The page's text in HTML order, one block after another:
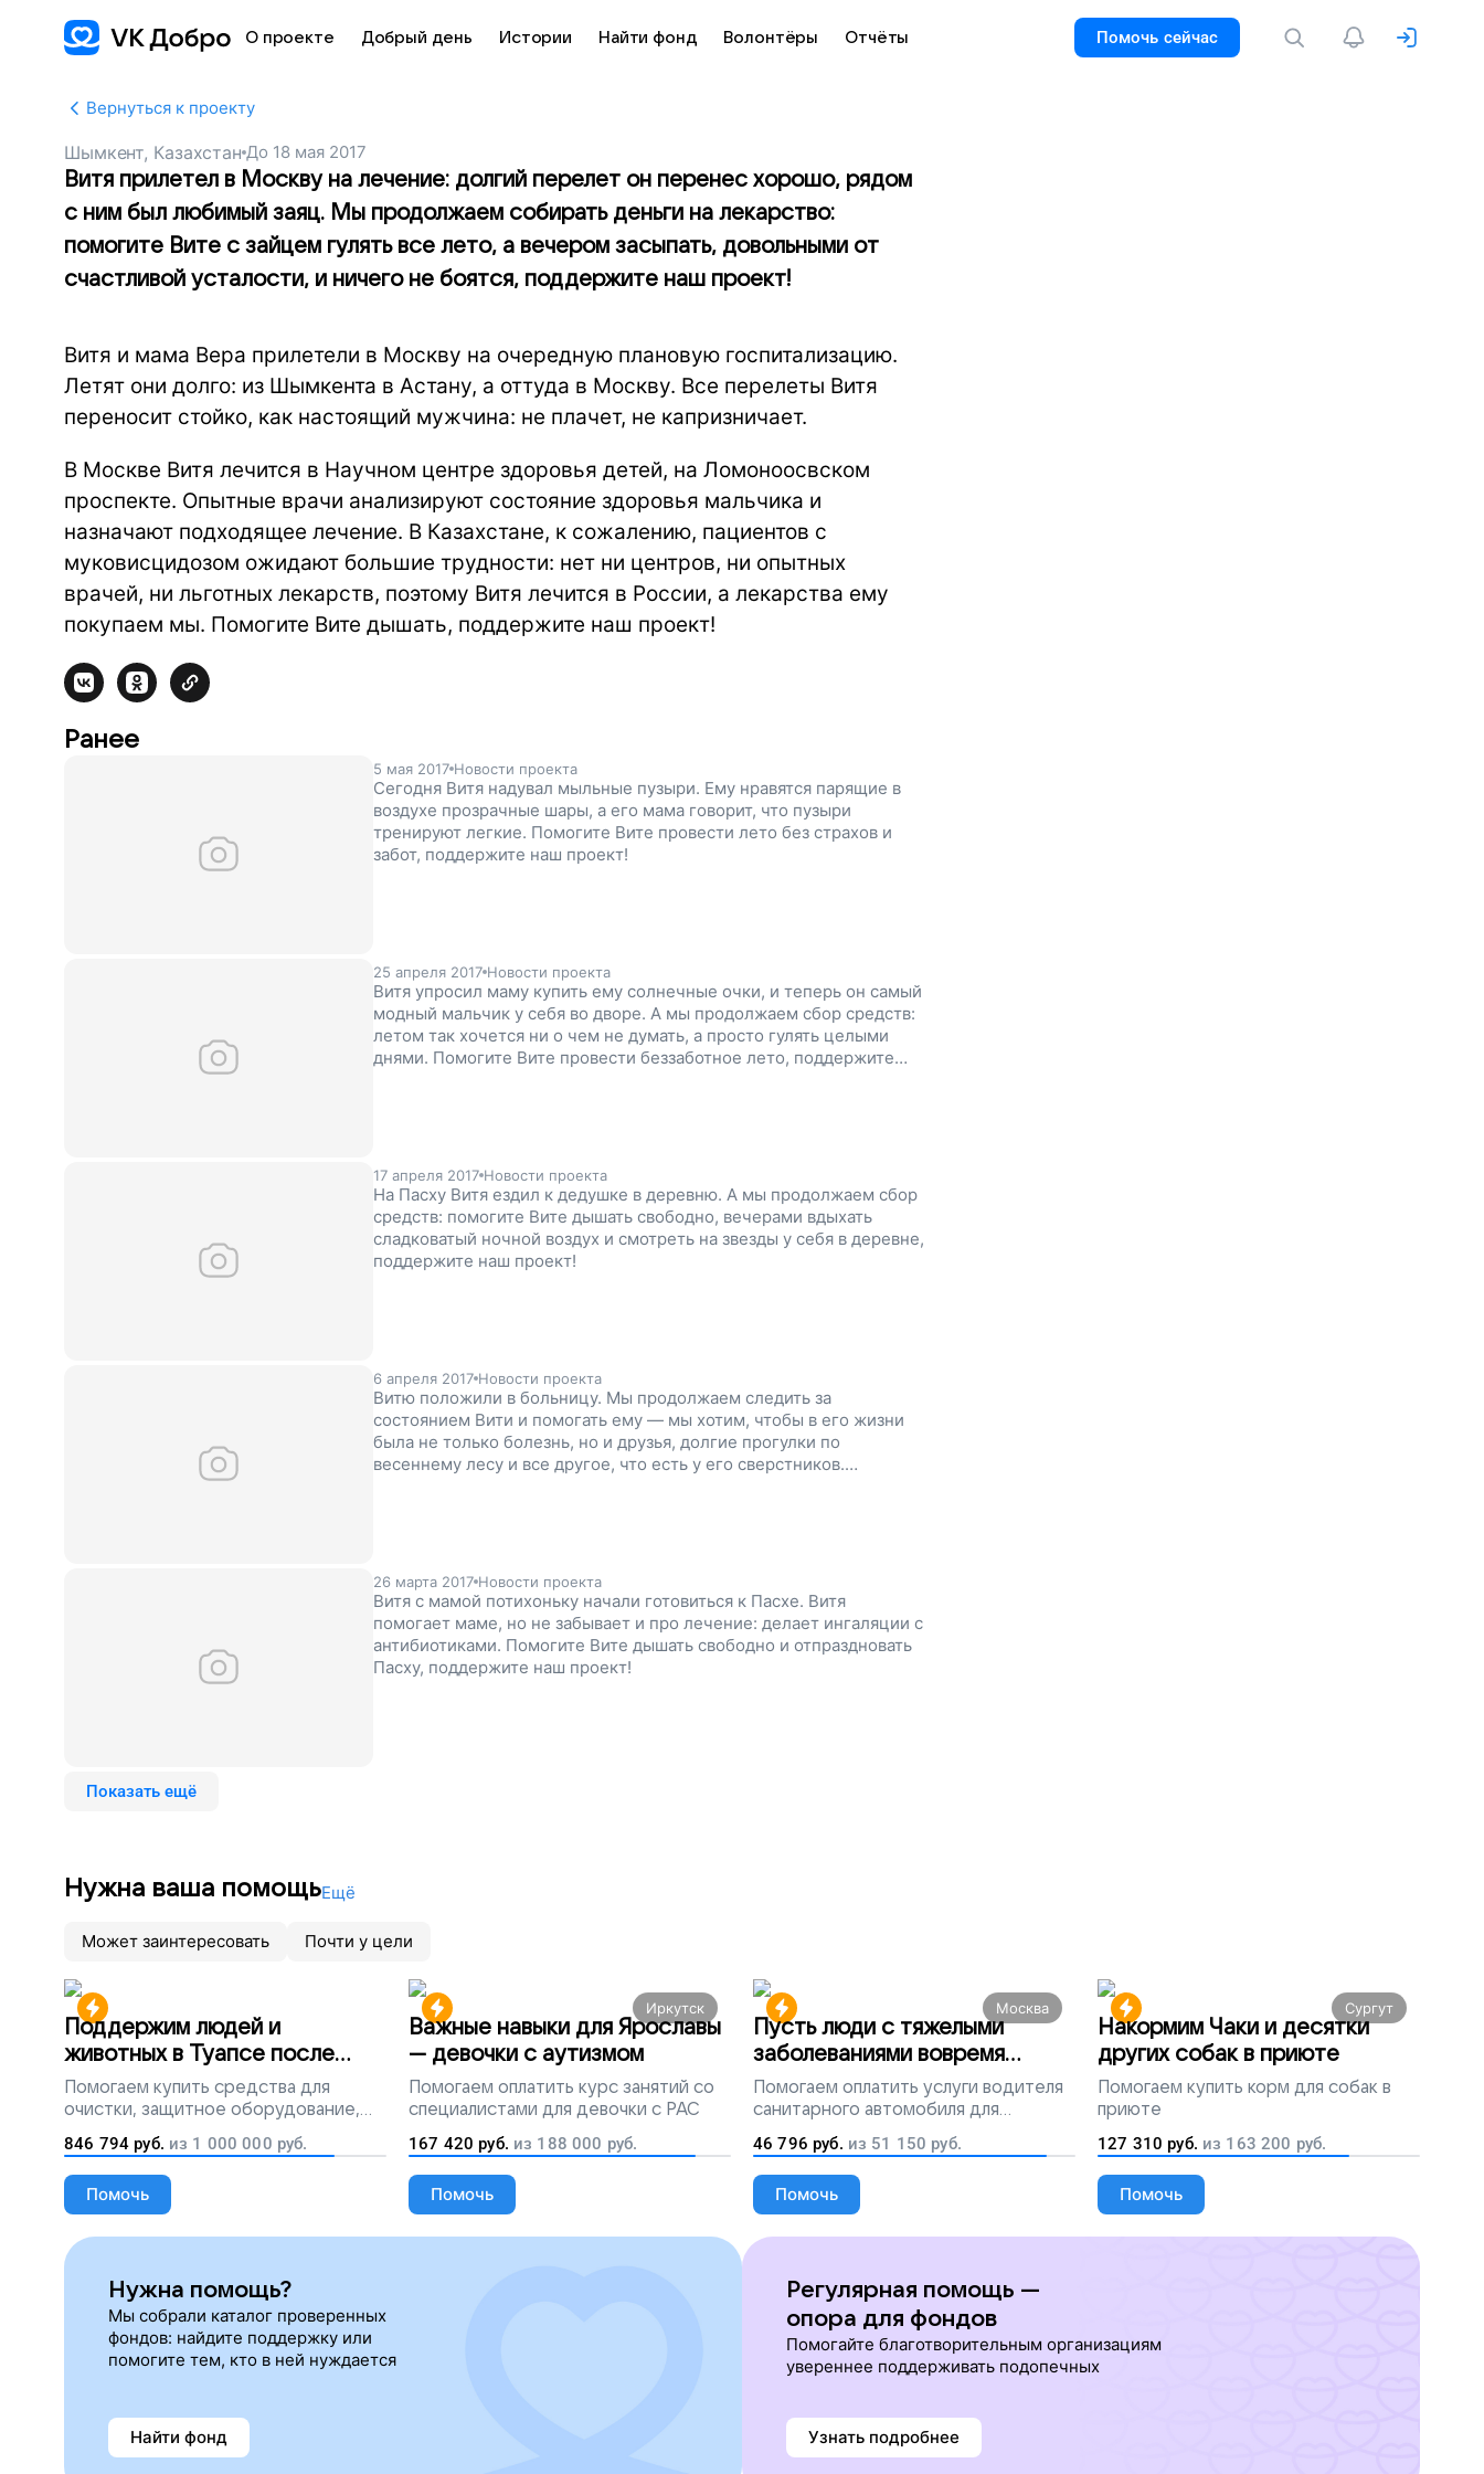
О проекте Добрый день Истории Найти фонд Волонтёры Отчёты Помочь сейчас
Вернуться к проекту
Шымкент, Казахстан До 18 мая 2017
Витя прилетел в Москву на лечение: долгий перелет он перенес хорошо, рядом
с ним был любимый заяц. Мы продолжаем собирать деньги на лекарство:
помогите Вите с зайцем гулять все лето, а вечером засыпать, довольными от
счастливой усталости, и ничего не боятся, поддержите наш проект!
Витя и мама Вера прилетели в Москву на очередную плановую госпитализацию.
Летят они долго: из Шымкента в Астану, а оттуда в Москву. Все перелеты Витя
переносит стойко, как настоящий мужчина: не плачет, не капризничает.
В Москве Витя лечится в Научном центре здоровья детей, на Ломоноосвском
проспекте. Опытные врачи анализируют состояние здоровья мальчика и
назначают подходящее лечение. В Казахстане, к сожалению, пациентов с
муковисцидозом ожидают большие трудности: нет ни центров, ни опытных
врачей, ни льготных лекарств, поэтому Витя лечится в России, а лекарства ему
покупаем мы. Помогите Вите дышать, поддержите наш проект!
Ранее
5 мая 2017 Новости проекта
Сегодня Витя надувал мыльные пузыри. Ему нравятся парящие в
воздухе прозрачные шары, а его мама говорит, что пузыри
тренируют легкие. Помогите Вите провести лето без страхов и
забот, поддержите наш проект!
25 апреля 2017 Новости проекта
Витя упросил маму купить ему солнечные очки, и теперь он самый
модный мальчик у себя во дворе. А мы продолжаем сбор средств:
летом так хочется ни о чем не думать, а просто гулять целыми
днями. Помогите Вите провести беззаботное лето, поддержите
17 апреля 2017 Новости проекта
На Пасху Витя ездил к дедушке в деревню. А мы продолжаем сбор
средств: помогите Вите дышать свободно, вечерами вдыхать
сладковатый ночной воздух и смотреть на звезды у себя в деревне,
поддержите наш проект!
6 апреля 2017 Новости проекта
Витю положили в больницу. Мы продолжаем следить за
состоянием Вити и помогать ему — мы хотим, чтобы в его жизни
была не только болезнь, но и друзья, долгие прогулки по
весеннему лесу и все другое, что есть у его сверстников.
26 марта 2017 Новости проекта
Витя с мамой потихоньку начали готовиться к Пасхе. Витя
помогает маме, но не забывает и про лечение: делает ингаляции с
антибиотиками. Помогите Вите дышать свободно и отпраздновать
Пасху, поддержите наш проект!
Показать ещё
Нужна ваша помощьЕщё
Может заинтересовать Почти у цели
Поддержим людей и
животных в Туапсе после
разлива мазута
Помогаем купить средства для
очистки, защитное оборудование,
лекарства, корм и предметы первой
необходимости
846 794 руб. из 1 000 000 руб.
Помочь
Иркутск
Важные навыки для Ярославы
— девочки с аутизмом
Помогаем оплатить курс занятий со
специалистами для девочки с РАС
167 420 руб. из 188 000 руб.
Помочь
Москва
Пусть люди с тяжелыми
заболеваниями вовремя
попадут на лечение
Помогаем оплатить услуги водителя
санитарного автомобиля для
перевозки тяжелобольных людей
46 796 руб. из 51 150 руб.
Помочь
Сургут
Накормим Чаки и десятки
других собак в приюте
Помогаем купить корм для собак в
приюте
127 310 руб. из 163 200 руб.
Помочь
Нужна помощь?
Мы собрали каталог проверенных
фондов: найдите поддержку или
помогите тем, кто в ней нуждается
Найти фонд
Регулярная помощь —
опора для фондов
Помогайте благотворительным организациям
увереннее поддерживать подопечных
Узнать подробнее